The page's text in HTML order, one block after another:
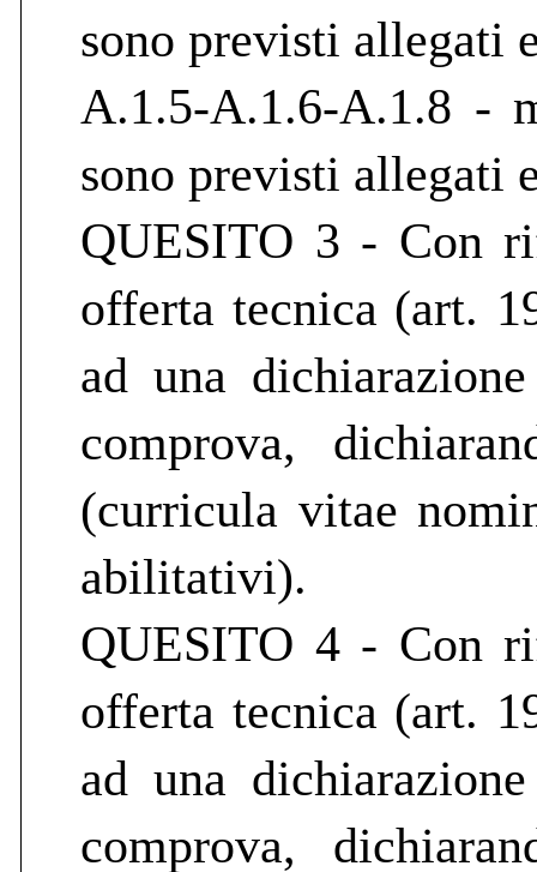
sono previsti allegati
A.1.5-A.1.6-A.1.8 -
sono previsti allegati
QUESITO 3 - Con
offerta tecnica (art.
ad una
comprova,
(curricula vitae
abilitativi).
QUESITO 4 - Con
offerta tecnica (art.
ad una
comprova,